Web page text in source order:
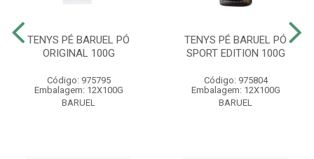
TENYS PÉ BARUEL PÓ
ORIGINAL 100G
Código: 975795
Embalagem: 12X100G
BARUEL
TENYS PÉ BARUEL PÓ
SPORT EDITION 100G
Código: 975804
Embalagem: 12X100G
BARUEL